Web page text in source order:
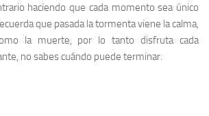
haciendo que cada momento sea único
que pasada la tormenta viene la calma,
la muerte, por lo tanto disfruta cada
no sabes cuándo puede terminar.